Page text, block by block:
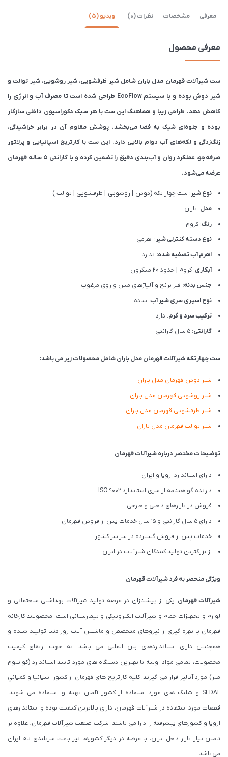
معرفی مشخصات نظرات (0) ویدیو (5)
معرفی محصول
ست شیرآلات قهرمان مدل باران شامل شیر ظرفشویی، شیر روشویی، شیر توالت و
شیر دوش بوده و با سیستم EcoFlow طراحی شده است تا مصرف آب و انرژی را
کاهش دهد. طراحی زیبا و هماهنگ این ست با هر سبک دکوراسیون داخلی سازگار
بوده و جلوه‌ای شیک به فضا می‌بخشد. پوشش مقاوم آن در برابر خراشیدگی،
زنگ‌زدگی و لکه‌های آب دوام بالایی دارد. این ست با کارتریج اسپانیایی و پرلاتور
صرفه‌جو، عملکرد روان و آب‌بندی دقیق را تضمین کرده و با گارانتی ۵ ساله قهرمان
عرضه می‌شود.
نوع شیر: ست چهار تکه (دوش | روشویی | ظرفشویی | توالت )
مدل: باران
رنگ: کروم
نوع دسته کنترلی شیر: اهرمی
اهرم آب تصفیه شده: ندارد
آبکاری: کروم | حدود 20 میکرون
جنس بدنه: فلز برنج و آلیاژهای مس و روی مرغوب
نوع اسپری سری شیر آب: ساده
ترکیب سرد و گرم: دارد
گارانتی: 5 سال گارانتی
ست چهارتکه شیرآلات قهرمان مدلبارانشامل محصولات زیر می باشد:
شیر دوش قهرمان مدل باران
شیر روشویی قهرمان مدل باران
شیر ظرفشویی قهرمان مدل باران
شیر توالت قهرمان مدل باران
توضیحات مختصر درباره شیرآلات قهرمان
دارای استاندارد اروپا و ایران
دارنده گواهینامه از سری استاندارد ISO 9002
فروش در بازارهای داخلی و خارجی
دارای 5 سال گارانتی و 15 سال خدمات پس از فروش قهرمان
خدمات پس از فروش گسترده در سراسر کشور
از بزرگترین تولید کنندگان شیرآلات در ایران
ویژگی منحصر به فرد شیرآلات قهرمان
شیرآلات قهرمان یکی از پیشـتازان در عرصه تولید شیرآلات بهداشتی ساختمانی و
لوازم و تجهیزات حمام و شیرآلات الکترونیکی و بیمارستانی است. محصولات کارخانه
قهرمان با بهره گیری از نیروهای متخصص و ماشــین آلات روز دنیا تولیــد شــده و
همچنیــن دارای استانداردهای بین المللی می باشد. به جهت ارتقای کیفیت
محصولات، تمامی مواد اولیه با بهترین دستگاه های مورد تایید استاندارد (كوانتوم
متر) مورد آنالیز قرار می گیرند. كليه كارتريج های قهرمان از كشور اسپانيا و كمپاني
SEDAL و شلنگ های مورد استفاده از کشور آلمان تهیه و استفاده می شوند.
قطعات مورد استفاده در شیرآلات قهرمان، دارای بالاترین کیفیت بوده و استاندارهای
اروپا و کشورهای پیشرفته را دارا می باشند. شرکت صنعت شیرآلات قهرمان، علاوه بر
تامین نیاز بازار داخل ایران، با عرضه در دیگر کشورها نیز باعث سربلندی نام ایران
می باشد.